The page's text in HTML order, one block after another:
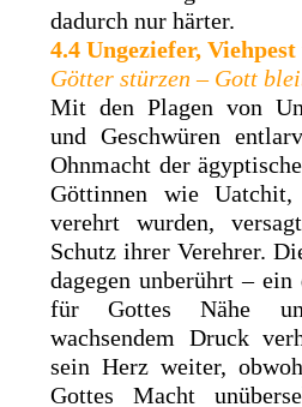
dadurch nur härter.
4.4 Ungeziefer,
Götter stürzen – Gott
Mit den Plagen von
und Geschwüren
Ohnmacht der
Göttinnen wie
verehrt wurden,
Schutz ihrer Verehrer.
dagegen unberührt –
für Gottes Nähe
wachsendem Druck
sein Herz weiter,
Gottes Macht